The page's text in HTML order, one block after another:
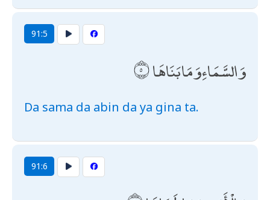
91:5
وَالسَّمَاءِ وَمَا بَنَاهَا
Da sama da abin da ya gina ta.
91:6